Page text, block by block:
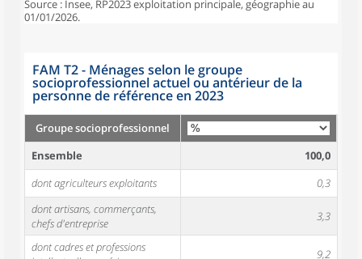
Source : Insee, RP2023 exploitation principale, géographie au
01/01/2026.
FAM T2 - Ménages selon le groupe
socioprofessionnel actuel ou antérieur de la
personne de référence en 2023
Groupe socioprofessionnel
Ensemble
100,0
dont agriculteurs exploitants
0,3
dont artisans, commerçants,
chefs d'entreprise
3,3
dont cadres et professions
9,2